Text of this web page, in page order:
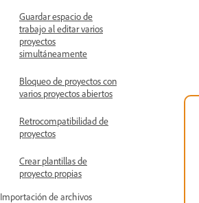
Guardar espacio de
trabajo al editar varios
proyectos
simultáneamente
Bloqueo de proyectos con
varios proyectos abiertos
Retrocompatibilidad de
proyectos
Crear plantillas de
proyecto propias
Importación de archivos